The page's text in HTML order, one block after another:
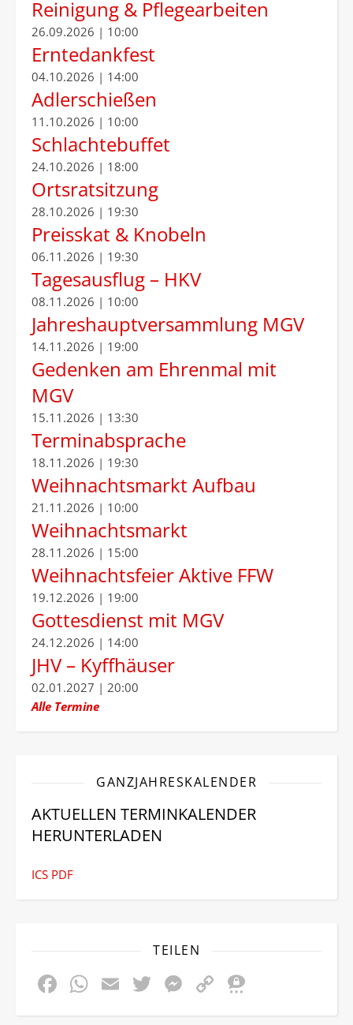
Reinigung & Pflegearbeiten
26.09.2026 | 10:00
Erntedankfest
04.10.2026 | 14:00
Adlerschießen
11.10.2026 | 10:00
Schlachtebuffet
24.10.2026 | 18:00
Ortsratsitzung
28.10.2026 | 19:30
Preisskat & Knobeln
06.11.2026 | 19:30
Tagesausflug – HKV
08.11.2026 | 10:00
Jahreshauptversammlung MGV
14.11.2026 | 19:00
Gedenken am Ehrenmal mit
MGV
15.11.2026 | 13:30
Terminabsprache
18.11.2026 | 19:30
Weihnachtsmarkt Aufbau
21.11.2026 | 10:00
Weihnachtsmarkt
28.11.2026 | 15:00
Weihnachtsfeier Aktive FFW
19.12.2026 | 19:00
Gottesdienst mit MGV
24.12.2026 | 14:00
JHV – Kyffhäuser
02.01.2027 | 20:00
Alle Termine
GANZJAHRESKALENDER
AKTUELLEN TERMINKALENDER
HERUNTERLADEN
ICS PDF
TEILEN
Facebook
WhatsApp
EmailTwitter
Messenger
Copy
Link